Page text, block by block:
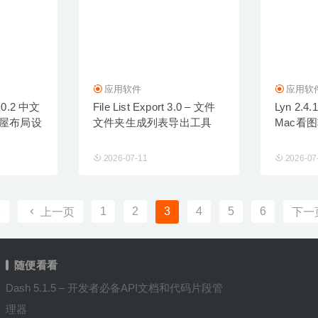
中文
布局设
应用软件
File List Export 3.0 – 文件
文件夹生成列表导出工具
2026-07-11
应用软
Lyn
Mac看
2026-
上一页 1 2 3 4 5 6 下
随便看看
Dash 5.1.5 – 开发者必备API文档和代码片段管
理器